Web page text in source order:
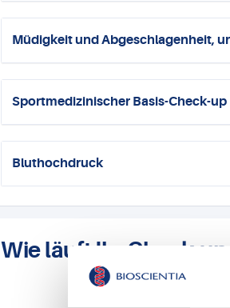
Müdigkeit und Abgeschlagenheit,
Sportmedizinischer Basis-Check-up
Bluthochdruck
Wie läuft Ihr Check-